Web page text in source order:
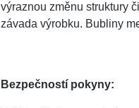
výraznou změnu struktury
závada výrobku. Bubliny
Bezpečností pokyny: